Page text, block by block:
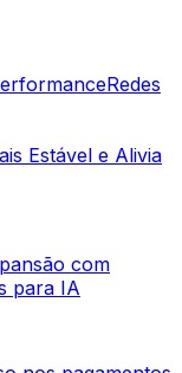
Redes
Estável e Alivia
com
para IA